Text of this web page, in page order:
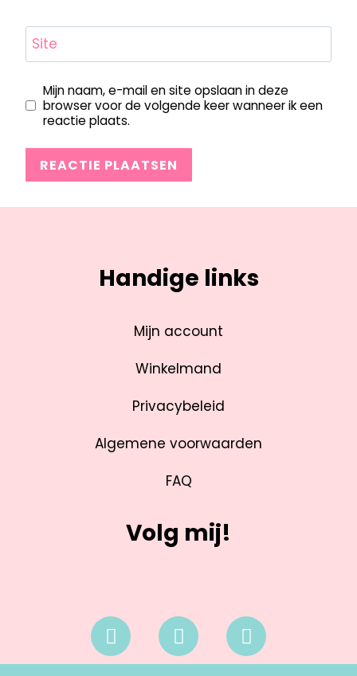
Site
Mijn naam, e-mail en site opslaan in deze
browser voor de volgende keer wanneer ik een
reactie plaats.
Handige links
Mijn account
Winkelmand
Privacybeleid
Algemene voorwaarden
FAQ
Volg mij!